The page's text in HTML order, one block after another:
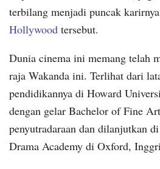
terbilang menjadi puncak
Hollywood tersebut.
Dunia cinema ini memang telah
raja Wakanda ini. Terlihat dari
pendidikannya di Howard
dengan gelar Bachelor of Fine
penyutradaraan dan dilanjutkan
Drama Academy di Oxford,